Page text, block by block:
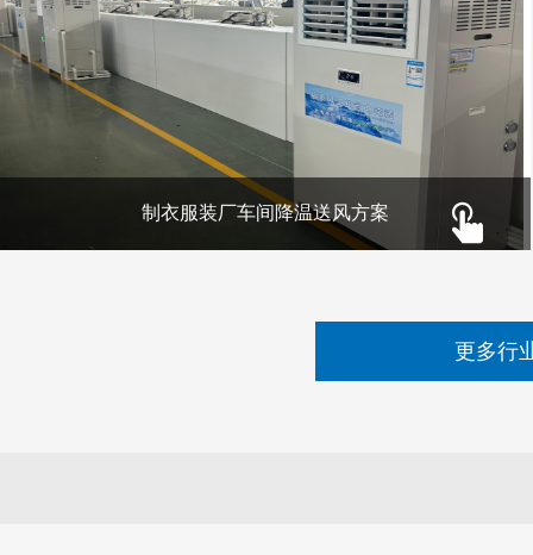
制衣服装厂车间降温送风方案
更多行